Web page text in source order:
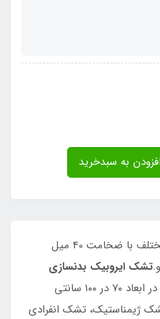
تشک بدنسازی در سایز های مختلف با ضخامت 40 میل
تشک ایروبیک بدنسازی
ساخته شده از فوم نرم ریباند و در ابعاد ۷۰ در ۱۰۰ سانتی
ژیمناستیک، تشک انفرادی